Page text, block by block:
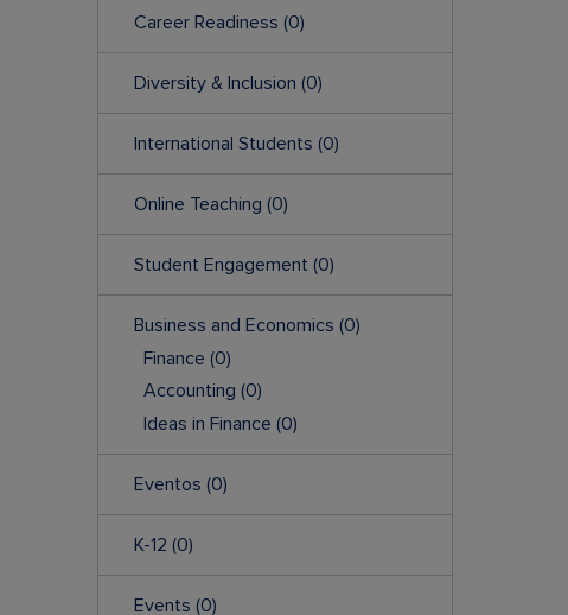
Career Readiness (0)
Diversity & Inclusion (0)
International Students (0)
Online Teaching (0)
Student Engagement (0)
Business and Economics (0)
Finance (0)
Accounting (0)
Ideas in Finance (0)
Eventos (0)
K-12 (0)
Events (0)